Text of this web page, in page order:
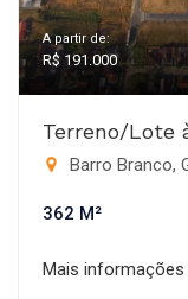
A partir de:
R$ 191.000
Terreno/Lote
Barro Branco,
362 M²
Mais informações